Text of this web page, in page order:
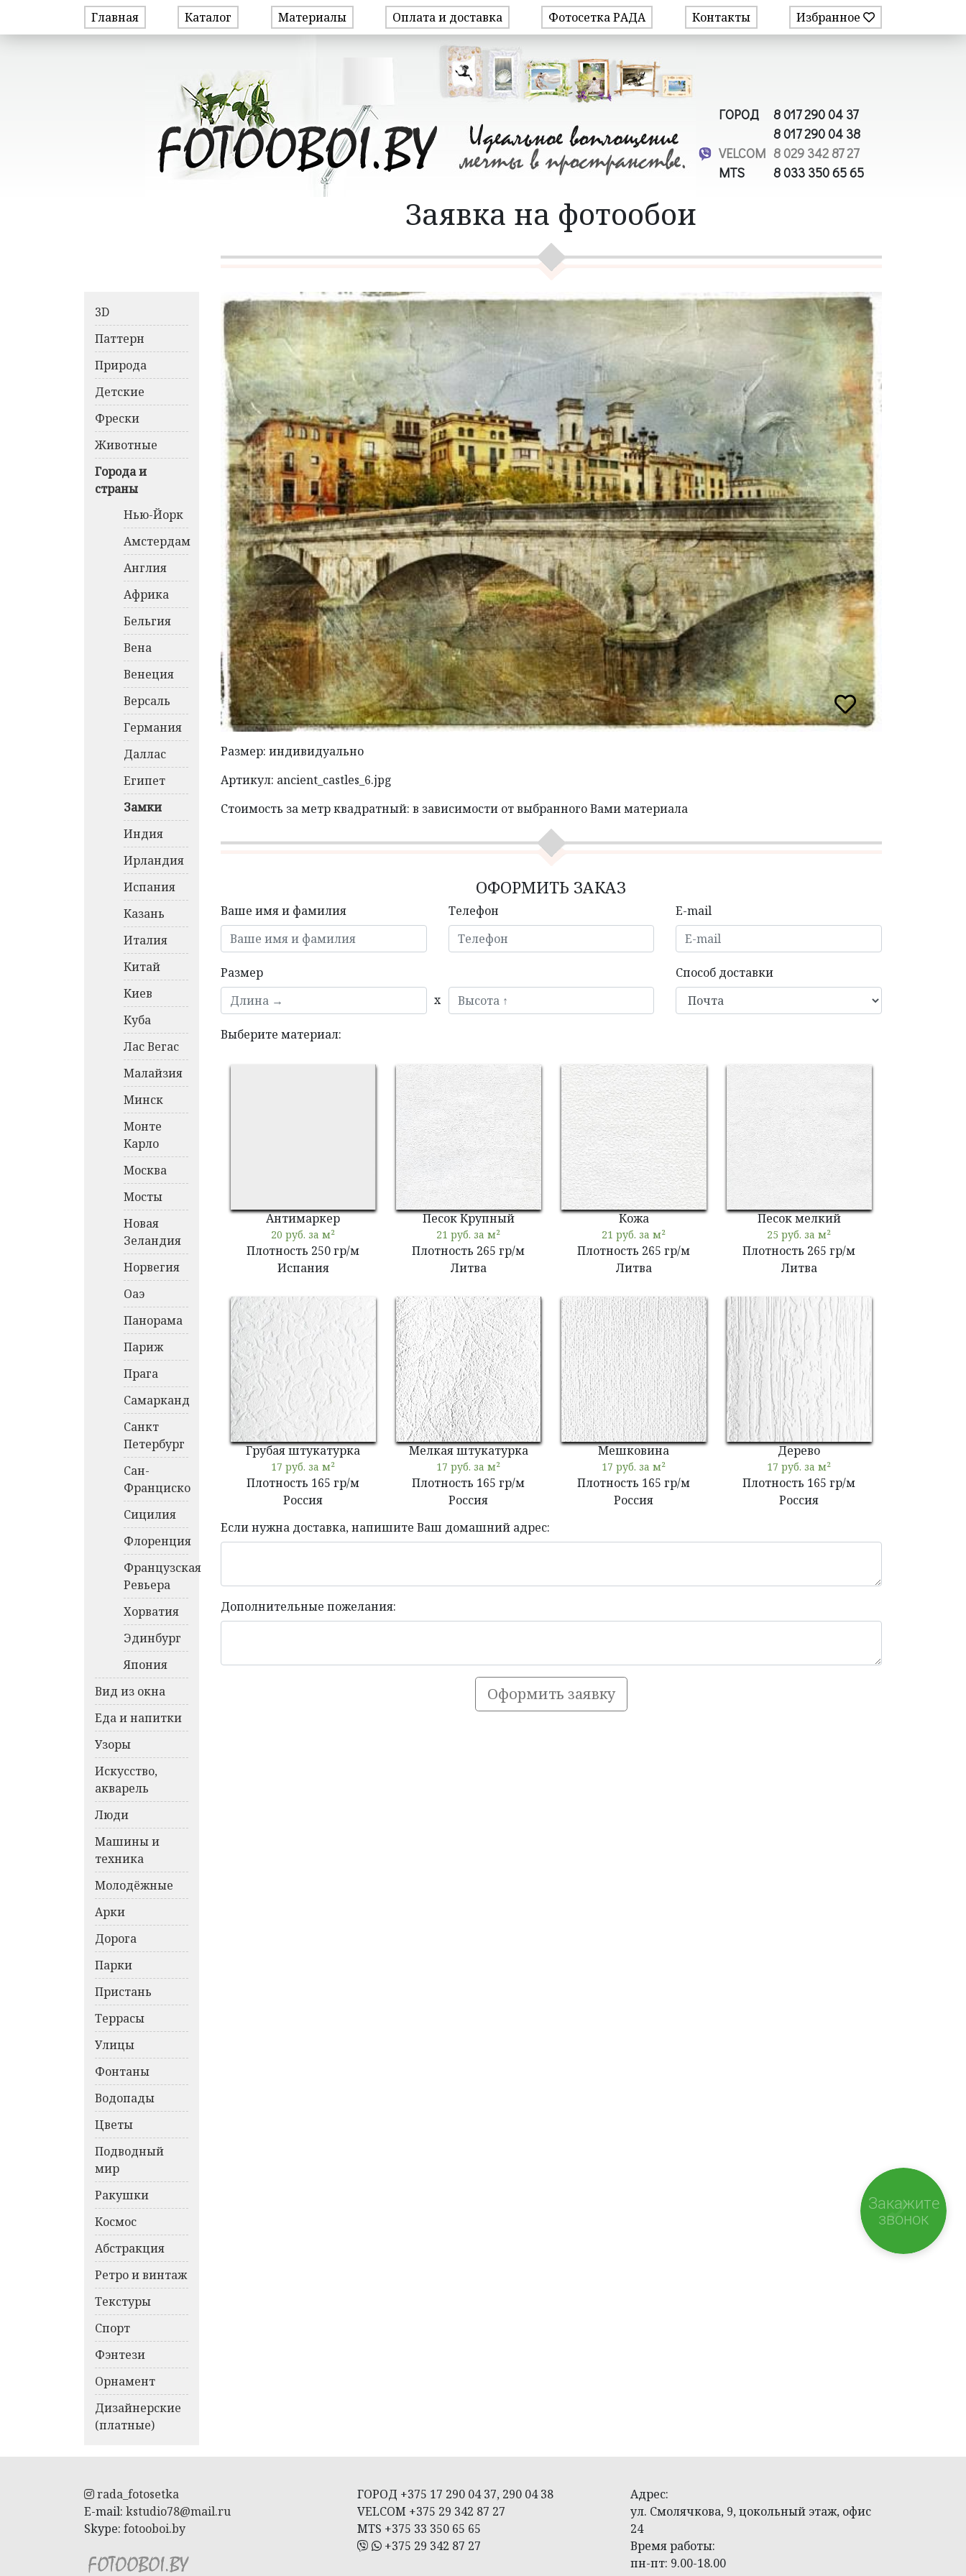
Главная Каталог Материалы Оплата и доставка Фотосетка РАДА Контакты Избранное
ГОРОД
8 017 290 04 37
8 017 290 04 38
VELCOM 8 029 342 87 27
MTS
8 033 350 65 65
Заявка на фотообои
3D
Паттерн
Природа
Детские
Фрески
Животные
Города и
страны
Нью-Йорк
Амстердам
Англия
Африка
Бельгия
Вена
Венеция
Версаль
Германия
Даллас
Египет
Замки
Индия
Ирландия
Испания
Казань
Италия
Китай
Киев
Куба
Лас Вегас
Малайзия
Минск
Монте
Карло
Москва
Мосты
Новая
Зеландия
Норвегия
Оаэ
Панорама
Париж
Прага
Самарканд
Санкт
Петербург
Сан-
Франциско
Сицилия
Флоренция
Французская
Ревьера
Хорватия
Эдинбург
Япония
Вид из окна
Еда и напитки
Узоры
Искусство,
акварель
Люди
Машины и
техника
Молодёжные
Арки
Дорога
Парки
Пристань
Террасы
Улицы
Фонтаны
Водопады
Цветы
Подводный
мир
Ракушки
Космос
Абстракция
Ретро и винтаж
Текстуры
Спорт
Фэнтези
Орнамент
Дизайнерские
(платные)
Размер: индивидуально
Артикул: ancient_castles_6.jpg
Стоимость за метр квадратный: в зависимости от выбранного Вами материала
ОФОРМИТЬ ЗАКАЗ
Ваше имя и фамилия Телефон E-mail
Размер Способ доставки
Выберите материал:
Антимаркер
20 руб. за м²
Плотность 250 гр/м
Испания
Песок Крупный
21 руб. за м²
Плотность 265 гр/м
Литва
Кожа
21 руб. за м²
Плотность 265 гр/м
Литва
Песок мелкий
25 руб. за м²
Плотность 265 гр/м
Литва
Грубая штукатурка
17 руб. за м²
Плотность 165 гр/м
Россия
Мелкая штукатурка
17 руб. за м²
Плотность 165 гр/м
Россия
Мешковина
17 руб. за м²
Плотность 165 гр/м
Россия
Дерево
17 руб. за м²
Плотность 165 гр/м
Россия
Если нужна доставка, напишите Ваш домашний адрес:
Дополнительные пожелания:
Оформить заявку
rada_fotosetka
E-mail: kstudio78@mail.ru
Skype: fotooboi.by
ГОРОД +375 17 290 04 37, 290 04 38
VELCOM +375 29 342 87 27
MTS +375 33 350 65 65
+375 29 342 87 27
Адрес:
ул. Смолячкова, 9, цокольный этаж, офис
24
Время работы:
пн-пт: 9.00-18.00
Закажите
звонок